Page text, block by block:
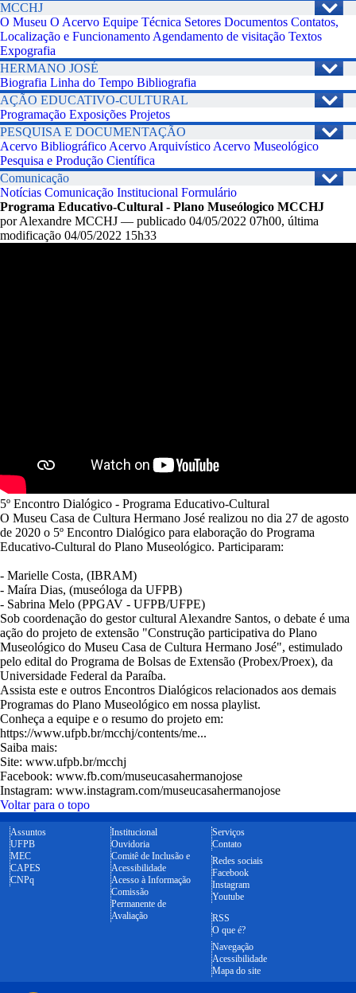
MCCHJ
O Museu O Acervo Equipe Técnica Setores Documentos Contatos,
Localização e Funcionamento Agendamento de visitação Textos
Expografia
HERMANO JOSÉ
Biografia Linha do Tempo Bibliografia
AÇÃO EDUCATIVO-CULTURAL
Programação Exposições Projetos
PESQUISA E DOCUMENTAÇÃO
Acervo Bibliográfico Acervo Arquivístico Acervo Museológico
Pesquisa e Produção Científica
Comunicação
Notícias Comunicação Institucional Formulário
Programa Educativo-Cultural - Plano Museólogico MCCHJ
porAlexandre MCCHJ — publicado 04/05/2022 07h00, última
modificação 04/05/2022 15h33
5º Encontro Dialógico - Programa Educativo-Cultural
O Museu Casa de Cultura Hermano José realizou no dia 27 de agosto
de 2020 o 5º Encontro Dialógico para elaboração do Programa
Educativo-Cultural do Plano Museológico. Participaram:
- Marielle Costa, (IBRAM)
- Maíra Dias, (museóloga da UFPB)
- Sabrina Melo (PPGAV - UFPB/UFPE)
Sob coordenação do gestor cultural Alexandre Santos, o debate é uma
ação do projeto de extensão "Construção participativa do Plano
Museológico do Museu Casa de Cultura Hermano José", estimulado
pelo edital do Programa de Bolsas de Extensão (Probex/Proex), da
Universidade Federal da Paraíba.
Assista este e outros Encontros Dialógicos relacionados aos demais
Programas do Plano Museológico em nossa playlist.
Conheça a equipe e o resumo do projeto em:
https://www.ufpb.br/mcchj/contents/me...
Saiba mais:
Site: www.ufpb.br/mcchj
Facebook: www.fb.com/museucasahermanojose
Instagram: www.instagram.com/museucasahermanojose
Voltar para o topo
Assuntos
UFPB
MEC
CAPES
CNPq
Institucional
Ouvidoria
Comitê de Inclusão e
Acessibilidade
Acesso à Informação
Comissão
Permanente de
Avaliação
Serviços
Contato
Redes sociais
Facebook
Instagram
Youtube
RSS
O que é?
Navegação
Acessibilidade
Mapa do site